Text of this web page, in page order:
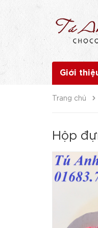
Giới
Trang chủ
Hộp